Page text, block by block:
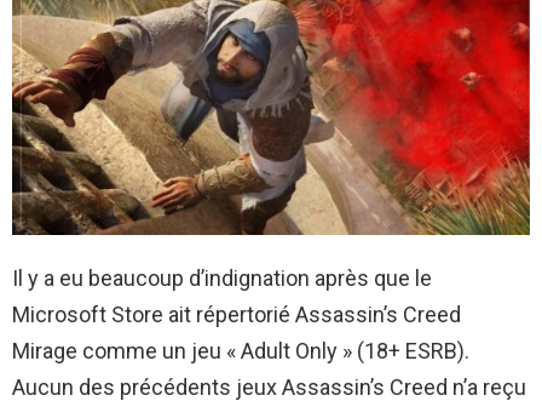
Il y a eu beaucoup d’indignation après que le
Microsoft Store ait répertorié Assassin’s Creed
Mirage comme un jeu « Adult Only » (18+ ESRB).
Aucun des précédents jeux Assassin’s Creed n’a reçu